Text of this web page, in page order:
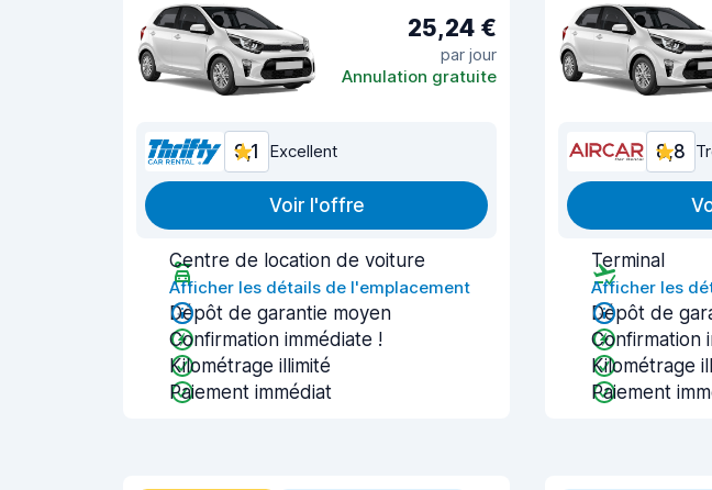
25,24 €
par jour
Annulation gratuite
9,1 Excellent
Voir l'offre
Centre de location de voiture
Afficher les détails de l'emplacement
Dépôt de garantie moyen
Confirmation immédiate !
Kilométrage illimité
Paiement immédiat
8,8
Terminal
Afficher les
Dépôt de
Confirmation
Kilométrage
Paiement